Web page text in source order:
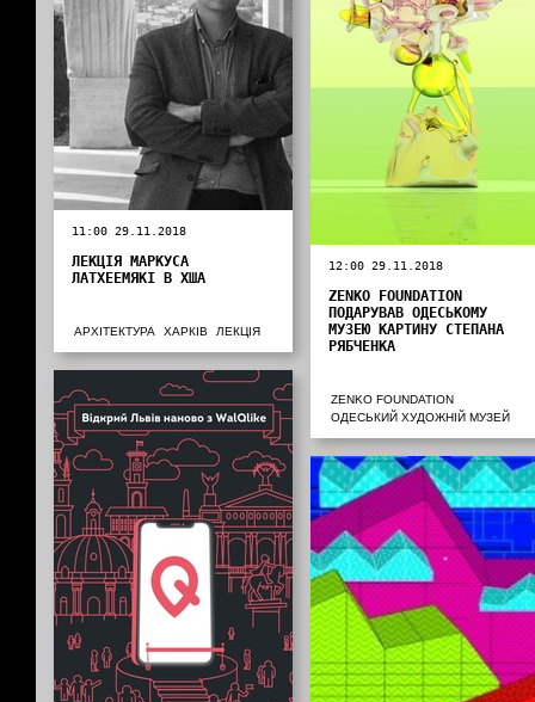
12:00 29.11.2018
ZENKO FOUNDATION
ПОДАРУВАВ ОДЕСЬКОМУ
МУЗЕЮ КАРТИНУ СТЕПАНА
РЯБЧЕНКА
ZENKO FOUNDATION
ОДЕСЬКИЙ ХУДОЖНІЙ МУЗЕЙ
11:00 29.11.2018
ЛЕКЦІЯ МАРКУСА
ЛАТХЕЕМЯКІ В ХША
АРХІТЕКТУРА ХАРКІВ ЛЕКЦІЯ